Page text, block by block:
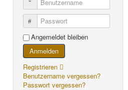
Benutzername
Passwort
Angemeldet bleiben
Anmelden
Registrieren
Benutzername vergessen?
Passwort vergessen?